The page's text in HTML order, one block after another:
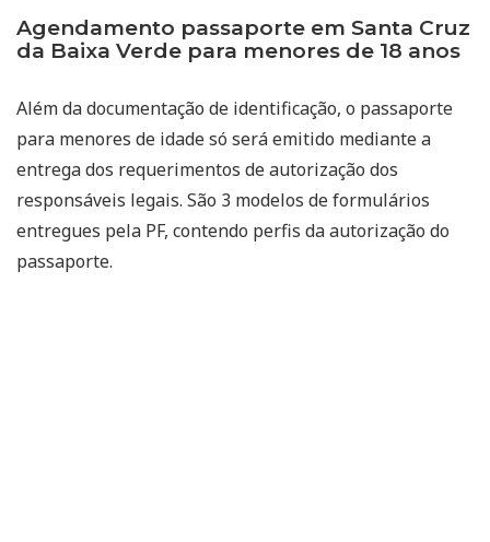
Agendamento passaporte em Santa Cruz
da Baixa Verde para menores de 18 anos
Além da documentação de identificação, o passaporte
para menores de idade só será emitido mediante a
entrega dos requerimentos de autorização dos
responsáveis legais. São 3 modelos de formulários
entregues pela PF, contendo perfis da autorização do
passaporte.